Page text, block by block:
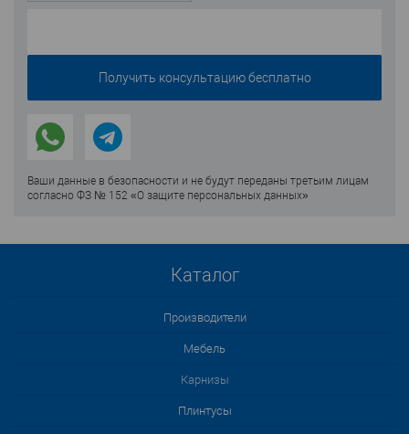
Ваши данные в безопасности и не будут переданы третьим лицам
согласно ФЗ № 152 «О защите персональных данных»
Каталог
Производители
Мебель
Карнизы
Плинтусы